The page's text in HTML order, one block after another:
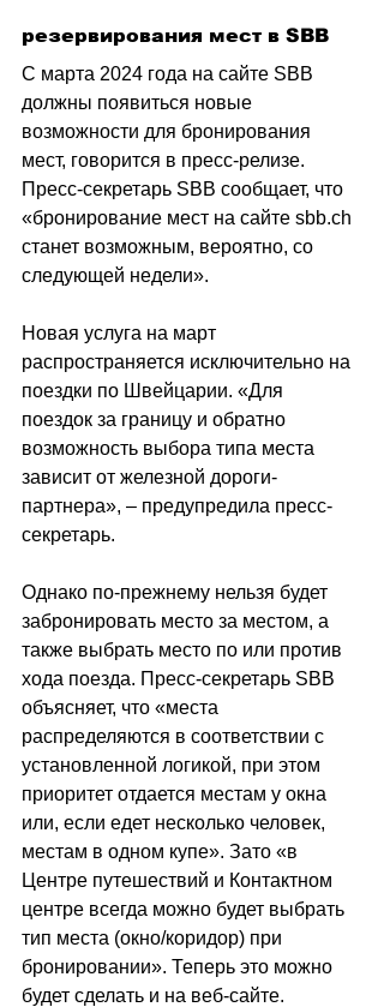
резервирования мест в SBB
С марта 2024 года на сайте SBB
должны появиться новые
возможности для бронирования
мест, говорится в пресс-релизе.
Пресс-секретарь SBB сообщает, что
«бронирование мест на сайте sbb.ch
станет возможным, вероятно, со
следующей недели».
Новая услуга на март
распространяется исключительно на
поездки по Швейцарии. «Для
поездок за границу и обратно
возможность выбора типа места
зависит от железной дороги-
партнера», – предупредила пресс-
секретарь.
Однако по-прежнему нельзя будет
забронировать место за местом, а
также выбрать место по или против
хода поезда. Пресс-секретарь SBB
объясняет, что «места
распределяются в соответствии с
установленной логикой, при этом
приоритет отдается местам у окна
или, если едет несколько человек,
местам в одном купе». Зато «в
Центре путешествий и Контактном
центре всегда можно будет выбрать
тип места (окно/коридор) при
бронировании». Теперь это можно
будет сделать и на веб-сайте.